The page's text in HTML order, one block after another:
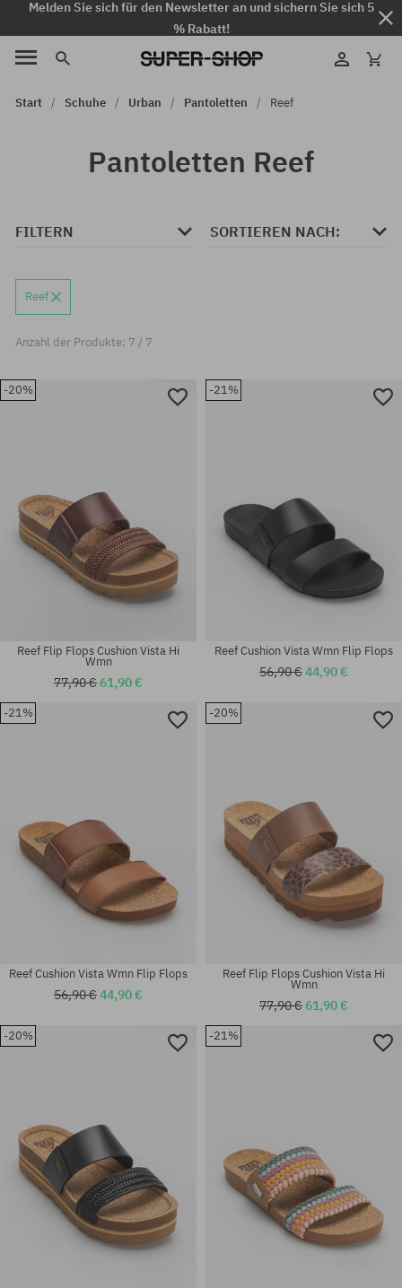
Melden Sie sich für den Newsletter an und sichern Sie sich 5
% Rabatt!
Start Schuhe Urban Pantoletten Reef
Pantoletten Reef
FILTERN SORTIEREN NACH:
Reef
Anzahl der Produkte: 7 / 7
-20%
Verfügbare Größen:
Reef Flip Flops Cushion Vista Hi
Wmn
77,90 €61,90 €
-21%
Verfügbare Größen:
Reef Cushion Vista Wmn Flip Flops
56,90 €44,90 €
-21%
Reef Cushion Vista Wmn Flip Flops
56,90 €44,90 €
-20%
Reef Flip Flops Cushion Vista Hi
Wmn
77,90 €61,90 €
-20% -21%